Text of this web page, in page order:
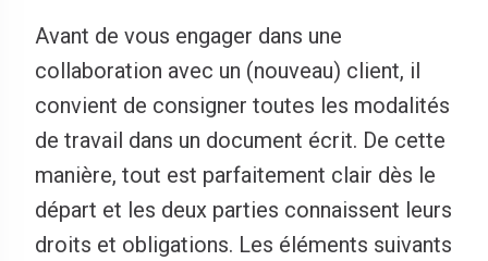
Avant de vous engager dans une
collaboration avec un (nouveau) client, il
convient de consigner toutes les modalités
de travail dans un document écrit. De cette
manière, tout est parfaitement clair dès le
départ et les deux parties connaissent leurs
droits et obligations. Les éléments suivants